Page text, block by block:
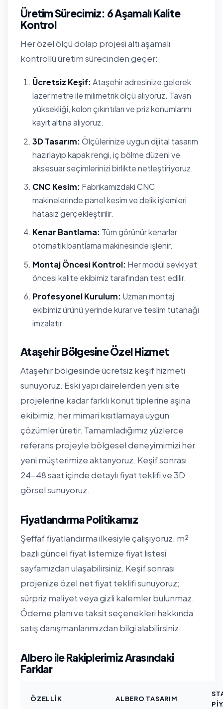
Üretim Sürecimiz: 6 Aşamalı Kalite
Kontrol
Her özel ölçü dolap projesi altı aşamalı
kontrollü üretim sürecinden geçer:
Ücretsiz Keşif:Ataşehir adresinize gelerek
lazer metre ile milimetrik ölçü alıyoruz. Tavan
yüksekliği, kolon çıkıntıları ve priz konumlarını
kayıt altına alıyoruz.
3D Tasarım:Ölçülerinize uygun dijital tasarım
hazırlayıp kapak rengi, iç bölme düzeni ve
aksesuar seçimlerinizi birlikte netleştiriyoruz.
CNC Kesim: Fabrikamızdaki CNC
makinelerinde panel kesim ve delik işlemleri
hatasız gerçekleştirilir.
Kenar Bantlama: Tüm görünür kenarlar
otomatik bantlama makinesinde işlenir.
Montaj Öncesi Kontrol: Her modül sevkiyat
öncesi kalite ekibimiz tarafından test edilir.
Profesyonel Kurulum: Uzman montaj
ekibimiz ürünü yerinde kurar ve teslim tutanağı
imzalatır.
Ataşehir Bölgesine Özel Hizmet
Ataşehir bölgesinde ücretsiz keşif hizmeti
sunuyoruz. Eski yapı dairelerden yeni site
projelerine kadar farklı konut tiplerine aşina
ekibimiz, her mimari kısıtlamaya uygun
çözümler üretir. Tamamladığımız yüzlerce
referans projeyle bölgesel deneyimimizi her
yeni müşterimize aktarıyoruz. Keşif sonrası
24-48 saat içinde detaylı fiyat teklifi ve 3D
görsel sunuyoruz.
Fiyatlandırma Politikamız
Şeffaf fiyatlandırma ilkesiyle çalışıyoruz. m²
bazlı güncel fiyat listemize fiyat listesi
sayfamızdanulaşabilirsiniz. Keşif sonrası
projenize özel net fiyat teklifi sunuyoruz;
sürpriz maliyet veya gizli kalemler bulunmaz.
Ödeme planı ve taksit seçenekleri hakkında
satış danışmanlarımızdan bilgi alabilirsiniz.
Albero ile Rakiplerimiz Arasındaki
Farklar
ÖZELLIK ALBERO TASARIM